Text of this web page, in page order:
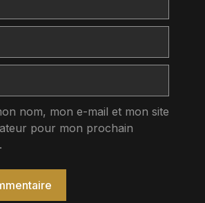
nom, mon e-mail et mon site
pour mon prochain